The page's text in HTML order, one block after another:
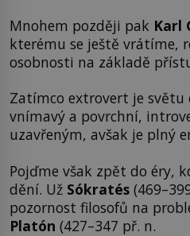
Mnohem později pak Karl
kterému se ještě vrátíme,
osobnosti na základě
Zatímco extrovert je světu
vnímavý a povrchní,
uzavřeným, avšak je plný
Pojďme však zpět do éry,
dění. Už Sókratés
pozornost filosofů na
Platón (427–347 př. n.